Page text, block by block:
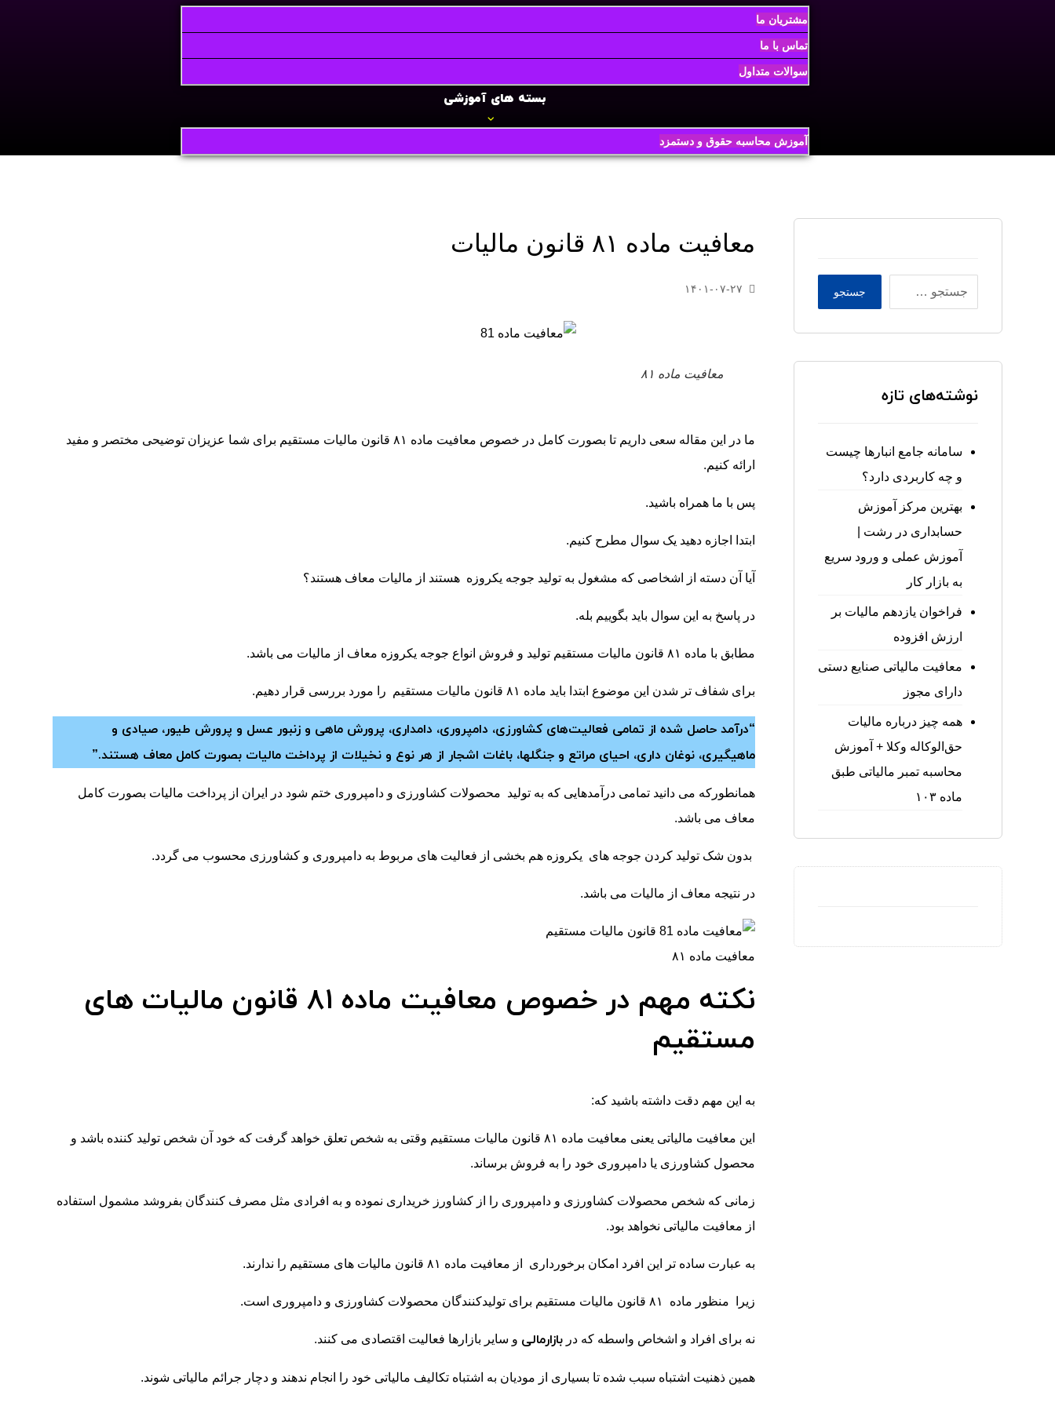
مشتریان ما
تماس با ما
سوالات متداول
بسته های آموزشی
آموزش محاسبه حقوق و دستمزد
معافیت ماده ۸۱ قانون مالیات
۱۴۰۱-۰۷-۲۷
معافیت ماده ۸۱
ما در این مقاله سعی داریم تا بصورت کامل در خصوص معافیت ماده ۸۱ قانون مالیات مستقیم برای شما عزیزان توضیحی مختصر و مفید
ارائه کنیم.
پس با ما همراه باشید.
ابتدا اجازه دهید یک سوال مطرح کنیم.
آیا آن دسته از اشخاصی که مشغول به تولید جوجه یکروزه هستند از مالیات معاف هستند؟
در پاسخ به این سوال باید بگوییم بله.
مطابق با ماده ۸۱ قانون مالیات مستقیم تولید و فروش انواع جوجه یکروزه معاف از مالیات می باشد.
برای شفاف تر شدن این موضوع ابتدا باید ماده ۸۱ قانون مالیات مستقیم را مورد بررسی قرار دهیم.
“درآمد حاصل شده از تمامی فعالیت‌های کشاورزی‌، دامپروری‌، دامداری‌، پرورش ماهی و زنبور عسل و پرورش طیور، صیادی و
ماهیگیری‌، نوغان داری‌، احیای مراتع و جنگلها، باغات ‌اشجار از هر نوع و نخیلات از پرداخت مالیات بصورت کامل معاف هستند.”
همانطورکه می دانید تمامی درآمدهایی که به تولید محصولات کشاورزی و دامپروری ختم شود در ایران از پرداخت مالیات بصورت کامل
معاف می باشد.
بدون شک تولید کردن جوجه های یکروزه هم بخشی از فعالیت های مربوط به دامپروری و کشاورزی محسوب می گردد.
در نتیجه معاف از مالیات می باشد.
معافیت ماده ۸۱
نکته مهم در خصوص معافیت ماده ۸۱ قانون مالیات های
مستقیم
به این مهم دقت داشته باشید که:
این معافیت مالیاتی یعنی معافیت ماده ۸۱ قانون مالیات مستقیم وقتی به شخص تعلق خواهد گرفت که خود آن شخص تولید کننده باشد و
محصول کشاورزی یا دامپروری خود را به فروش برساند.
زمانی که شخص محصولات کشاورزی و دامپروری را از کشاورز خریداری نموده و به افرادی مثل مصرف کنندگان بفروشد مشمول استفاده
از معافیت مالیاتی نخواهد بود.
به عبارت ساده تر این افرد امکان برخورداری از معافیت ماده ۸۱ قانون مالیات های مستقیم را ندارند.
زیرا منظور ماده ۸۱ قانون مالیات مستقیم برای تولیدکنندگان محصولات کشاورزی و دامپروری است.
نه برای افراد و اشخاص واسطه که در بازارمالی و سایر بازارها فعالیت اقتصادی می کنند.
همین ذهنیت اشتباه سبب شده تا بسیاری از مودیان به اشتباه تکالیف مالیاتی خود را انجام ندهند و دچار جرائم مالیاتی شوند.
جستجو
نوشته‌های تازه
سامانه جامع انبارها چیست
و چه کاربردی دارد؟
بهترین مرکز آموزش
حسابداری در رشت |
آموزش عملی و ورود سریع
به بازار کار
فراخوان یازدهم مالیات بر
ارزش افزوده
معافیت مالیاتی صنایع دستی
دارای مجوز
همه چیز درباره مالیات
حق‌الوکاله وکلا + آموزش
محاسبه تمبر مالیاتی طبق
ماده ۱۰۳